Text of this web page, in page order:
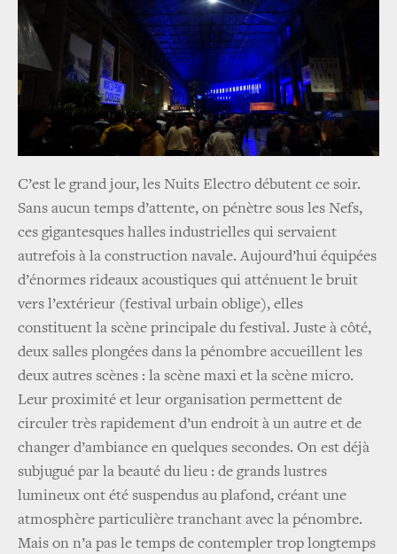
C’est le grand jour, les Nuits Electro débutent ce soir.
Sans aucun temps d’attente, on pénètre sous les Nefs,
ces gigantesques halles industrielles qui servaient
autrefois à la construction navale. Aujourd’hui équipées
d’énormes rideaux acoustiques qui atténuent le bruit
vers l’extérieur (festival urbain oblige), elles
constituent la scène principale du festival. Juste à côté,
deux salles plongées dans la pénombre accueillent les
deux autres scènes : la scène maxi et la scène micro.
Leur proximité et leur organisation permettent de
circuler très rapidement d’un endroit à un autre et de
changer d’ambiance en quelques secondes. On est déjà
subjugué par la beauté du lieu : de grands lustres
lumineux ont été suspendus au plafond, créant une
atmosphère particulière tranchant avec la pénombre.
Mais on n’a pas le temps de contempler trop longtemps